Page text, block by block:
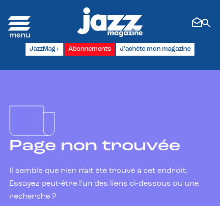
JazzMag+ Abonnements J'achète mon magazine
Page non trouvée
Il semble que rien n'ait été trouvé à cet endroit.
Essayez peut-être l'un des liens ci-dessous ou une
recherche ?